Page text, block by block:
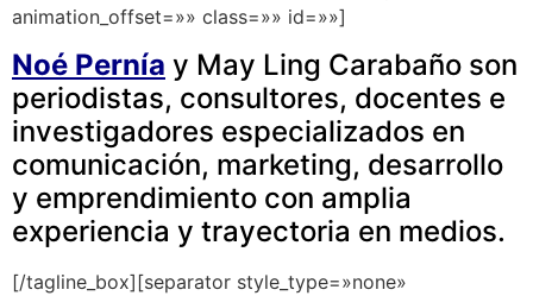
animation_offset=»» class=»» id=»»]
Noé Pernía y May Ling Carabaño son
periodistas, consultores, docentes e
investigadores especializados en
comunicación, marketing, desarrollo
y emprendimiento con amplia
experiencia y trayectoria en medios.
[/tagline_box][separator style_type=»none»